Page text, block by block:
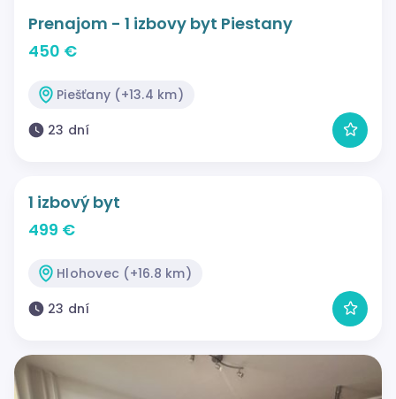
Prenajom - 1 izbovy byt Piestany
450 €
Piešťany (+13.4 km)
23 dní
1 izbový byt
499 €
Hlohovec (+16.8 km)
23 dní